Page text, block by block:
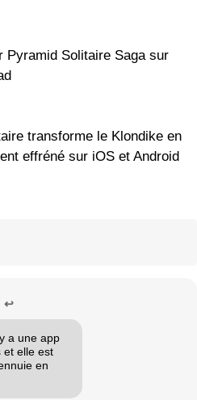
Pyramid Solitaire Saga sur
transforme le Klondike en
effréné sur iOS et Android
↩
a une app
et elle est
en